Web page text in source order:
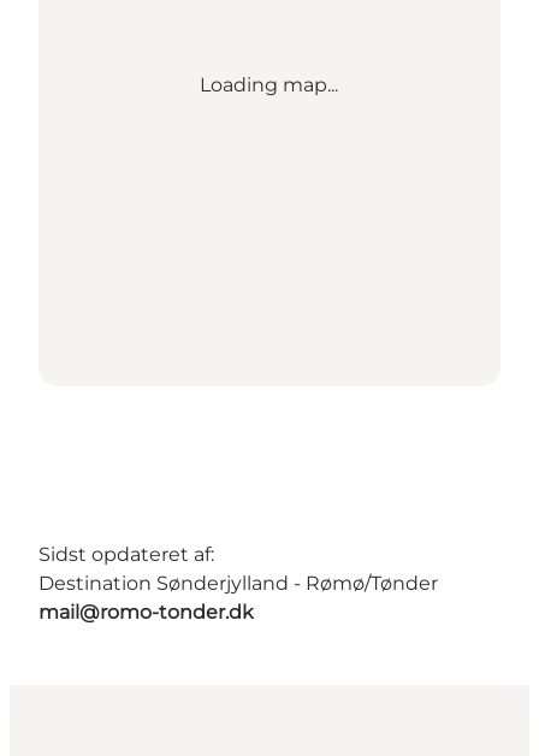
Loading map...
Sidst opdateret af:
Destination Sønderjylland - Rømø/Tønder
mail@romo-tonder.dk